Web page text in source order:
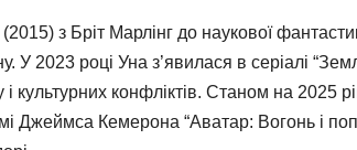
з Бріт Марлінг до наукової
У 2023 році Уна з’явилася в серіалі
культурних конфліктів. Станом на 2025
Джеймса Кемерона “Аватар: Вогонь і